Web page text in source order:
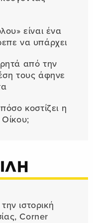
είναι ένα
να υπάρχει
από την
τους άφηνε
κοστίζει η
ιστορική
Corner